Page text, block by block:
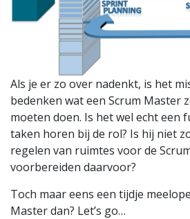
Als je er zo over nadenkt, is het
bedenken wat een Scrum Master
moeten doen. Is het wel echt een
taken horen bij de rol? Is hij niet
regelen van ruimtes voor de
voorbereiden daarvoor?
Toch maar eens een tijdje
Master dan? Let’s go…